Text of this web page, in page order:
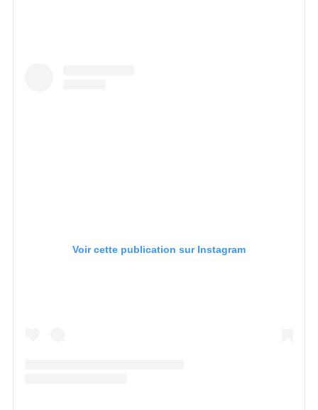
Voir cette publication sur Instagram